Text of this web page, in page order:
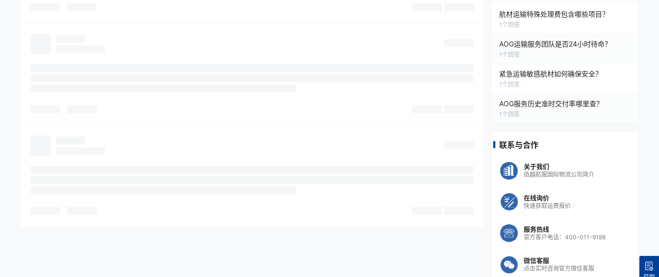
航材运输特殊处理费包含哪些项目？
1 个回答
AOG运输服务团队是否24小时待命？
1 个回答
紧急运输敏感航材如何确保安全？
1 个回答
AOG服务历史准时交付率哪里查？
1 个回答
联系与合作
关于我们
佰越航服国际物流公司简介
在线询价
快速获取运费报价
服务热线
官方客户电话：400-011-9188
微信客服
点击实时咨询官方微信客服